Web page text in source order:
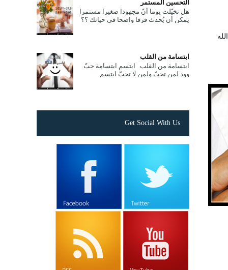
التحسين المستمر
هل تخيّلت يوما أنّ مجهودا صغيرا مستمرا
يمكن أن يُحدث فرقا واضحا في حياتك ؟؟
ابتسامة من القلب
ابتسامة من القلب ابتسم ابتسامة حبّ
وود لمن تحبّ ولمن لا تحبّ ابتسم
Get Social With Us